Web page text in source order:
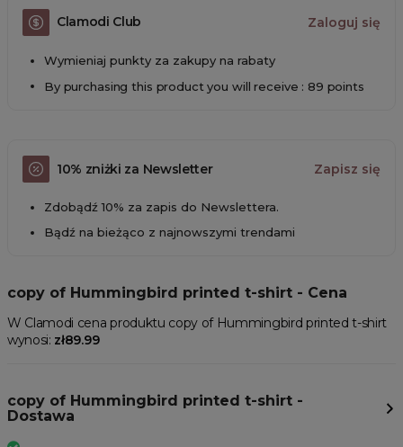
Clamodi Club Zaloguj się
Wymieniaj punkty za zakupy na rabaty
By purchasing this product you will receive : 89 points
10% zniżki za Newsletter Zapisz się
Zdobądź 10% za zapis do Newslettera.
Bądź na bieżąco z najnowszymi trendami
copy of Hummingbird printed t-shirt - Cena
W Clamodi cena produktu copy of Hummingbird printed t-shirt
wynosi: zł89.99
copy of Hummingbird printed t-shirt -
Dostawa